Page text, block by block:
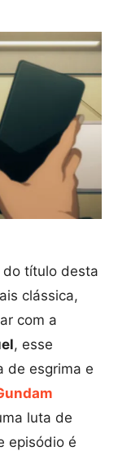
título desta
clássica,
com a
, esse
de esgrima e
luta de
episódio é